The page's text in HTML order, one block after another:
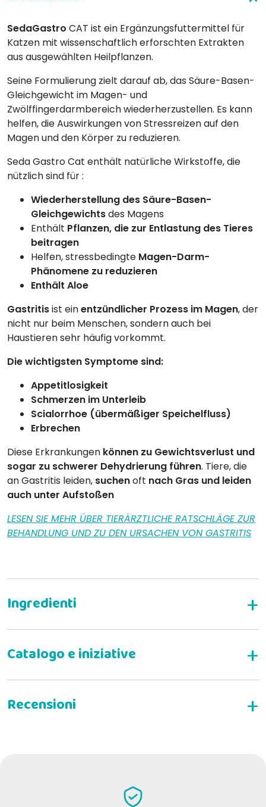
SedaGastro CAT ist ein Ergänzungsfuttermittel für
Katzen mit wissenschaftlich erforschten Extrakten
aus ausgewählten Heilpflanzen.
Seine Formulierung zielt darauf ab, das Säure-Basen-
Gleichgewicht im Magen- und
Zwölffingerdarmbereich wiederherzustellen. Es kann
helfen, die Auswirkungen von Stressreizen auf den
Magen und den Körper zu reduzieren.
Seda Gastro Cat enthält natürliche Wirkstoffe, die
nützlich sind für :
Wiederherstellung des Säure-Basen-
Gleichgewichtsdes Magens
Enthält Pflanzen, die zur Entlastung des Tieres
beitragen
Helfen, stressbedingte Magen-Darm-
Phänomene zu reduzieren
Enthält Aloe
Gastritisist einentzündlicher Prozess im Magen, der
nicht nur beim Menschen, sondern auch bei
Haustieren sehr häufig vorkommt.
Die wichtigsten Symptome sind:
Appetitlosigkeit
Schmerzen im Unterleib
Scialorrhoe (übermäßiger Speichelfluss)
Erbrechen
Diese Erkrankungen können zu Gewichtsverlust und
sogar zu schwerer Dehydrierung führen. Tiere, die
an Gastritis leiden, suchenoft nach Gras und leiden
auch unter Aufstoßen
LESEN SIE MEHR ÜBER TIERÄRZTLICHE RATSCHLÄGE ZUR
BEHANDLUNG UND ZU DEN URSACHEN VON GASTRITIS
werden: